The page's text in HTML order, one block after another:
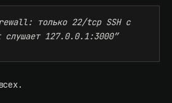
только 22/tcp SSH с
слушает 127.0.0.1:3000”